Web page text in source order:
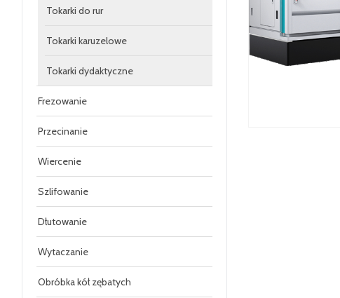
Tokarki do rur
Tokarki karuzelowe
Tokarki dydaktyczne
Frezowanie
Przecinanie
Wiercenie
Szlifowanie
Dłutowanie
Wytaczanie
Obróbka kół zębatych